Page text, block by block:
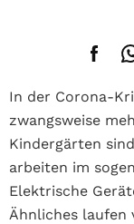
In der Corona-
zwangsweise
Kindergärten
arbeiten im
Elektrische
Ähnliches laufen